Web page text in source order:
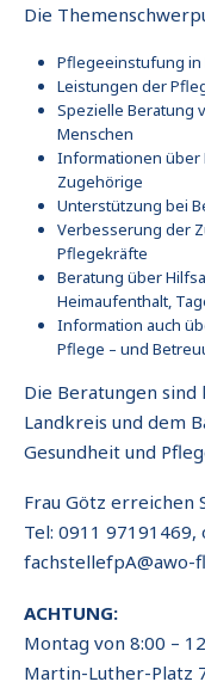
Die
Pflegeeinstufung in
Leistungen der
Spezielle Beratung
Menschen
Informationen über
Zugehörige
Unterstützung bei
Verbesserung der
Pflegekräfte
Beratung über
Heimaufenthalt,
Information auch
Pflege – und
Die Beratungen
Landkreis und dem
Gesundheit und
Frau Götz erreichen
Tel: 0911
fachstellefpA@awo-
ACHTUNG:
Montag von 8:00 –
Martin-Luther-Platz